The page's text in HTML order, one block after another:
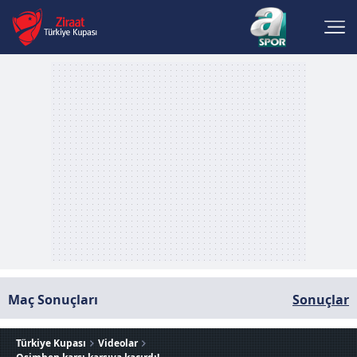
Maç Sonuçları Sonuçlar
Türkiye Kupası
Videolar